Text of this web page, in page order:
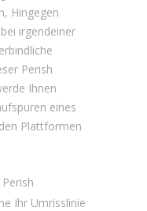
Hingegen
irgendeiner
Perish
Ihnen
eines
Plattformen
Ihr Umrisslinie